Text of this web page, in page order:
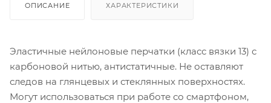
ОПИСАНИЕ ХАРАКТЕРИСТИКИ
Эластичные нейлоновые перчатки (класс вязки 13) с
карбоновой нитью, антистатичные. Не оставляют
следов на глянцевых и стеклянных поверхностях.
Могут использоваться при работе со смартфоном,